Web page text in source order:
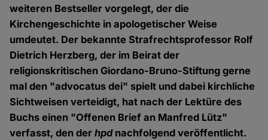
weiteren Bestseller vorgelegt, der die
Kirchengeschichte in apologetischer Weise
umdeutet. Der bekannte Strafrechtsprofessor Rolf
Dietrich Herzberg, der im Beirat der
religionskritischen Giordano-Bruno-Stiftung gerne
mal den "advocatus dei" spielt und dabei kirchliche
Sichtweisen verteidigt, hat nach der Lektüre des
Buchs einen "Offenen Brief an Manfred Lütz"
verfasst, den derhpdnachfolgend veröffentlicht.